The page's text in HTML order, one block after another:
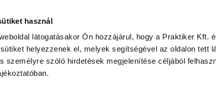
használ
látogatásakor Ön hozzájárul, hogy a Praktiker Kft.
helyezzenek el, melyek segítségével az oldalon tett
személyre szóló hirdetések megjelenítése céljából